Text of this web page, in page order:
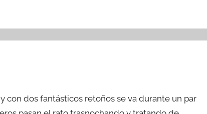
con dos fantásticos retoños se va durante un par